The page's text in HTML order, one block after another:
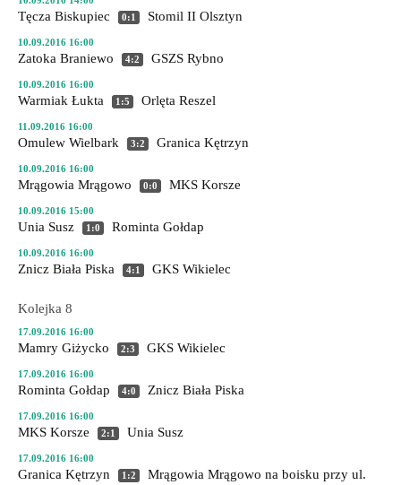
Tęcza Biskupiec 0:1 Stomil II Olsztyn
10.09.2016 16:00
Zatoka Braniewo 4:2 GSZS Rybno
10.09.2016 16:00
Warmiak Łukta 1:5 Orlęta Reszel
11.09.2016 16:00
Omulew Wielbark 3:2 Granica Kętrzyn
10.09.2016 16:00
Mrągowia Mrągowo 0:0 MKS Korsze
10.09.2016 15:00
Unia Susz 1:0 Rominta Gołdap
10.09.2016 16:00
Znicz Biała Piska 4:1 GKS Wikielec
Kolejka 8
17.09.2016 16:00
Mamry Giżycko 2:3 GKS Wikielec
17.09.2016 16:00
Rominta Gołdap 4:0 Znicz Biała Piska
17.09.2016 16:00
MKS Korsze 2:1 Unia Susz
17.09.2016 16:00
Granica Kętrzyn 1:2 Mrągowia Mrągowo na boisku przy ul.